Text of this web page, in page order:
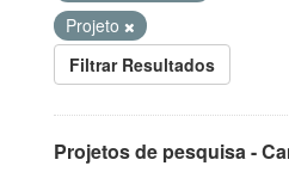
Projeto
Filtrar Resultados
Projetos de pesquisa -